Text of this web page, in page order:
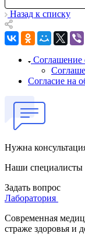
Назад к списку
Соглашение
Согласие на
Нужна
Наши специалисты
Задать вопрос
Лаборатория
Современная
страже здоровья и